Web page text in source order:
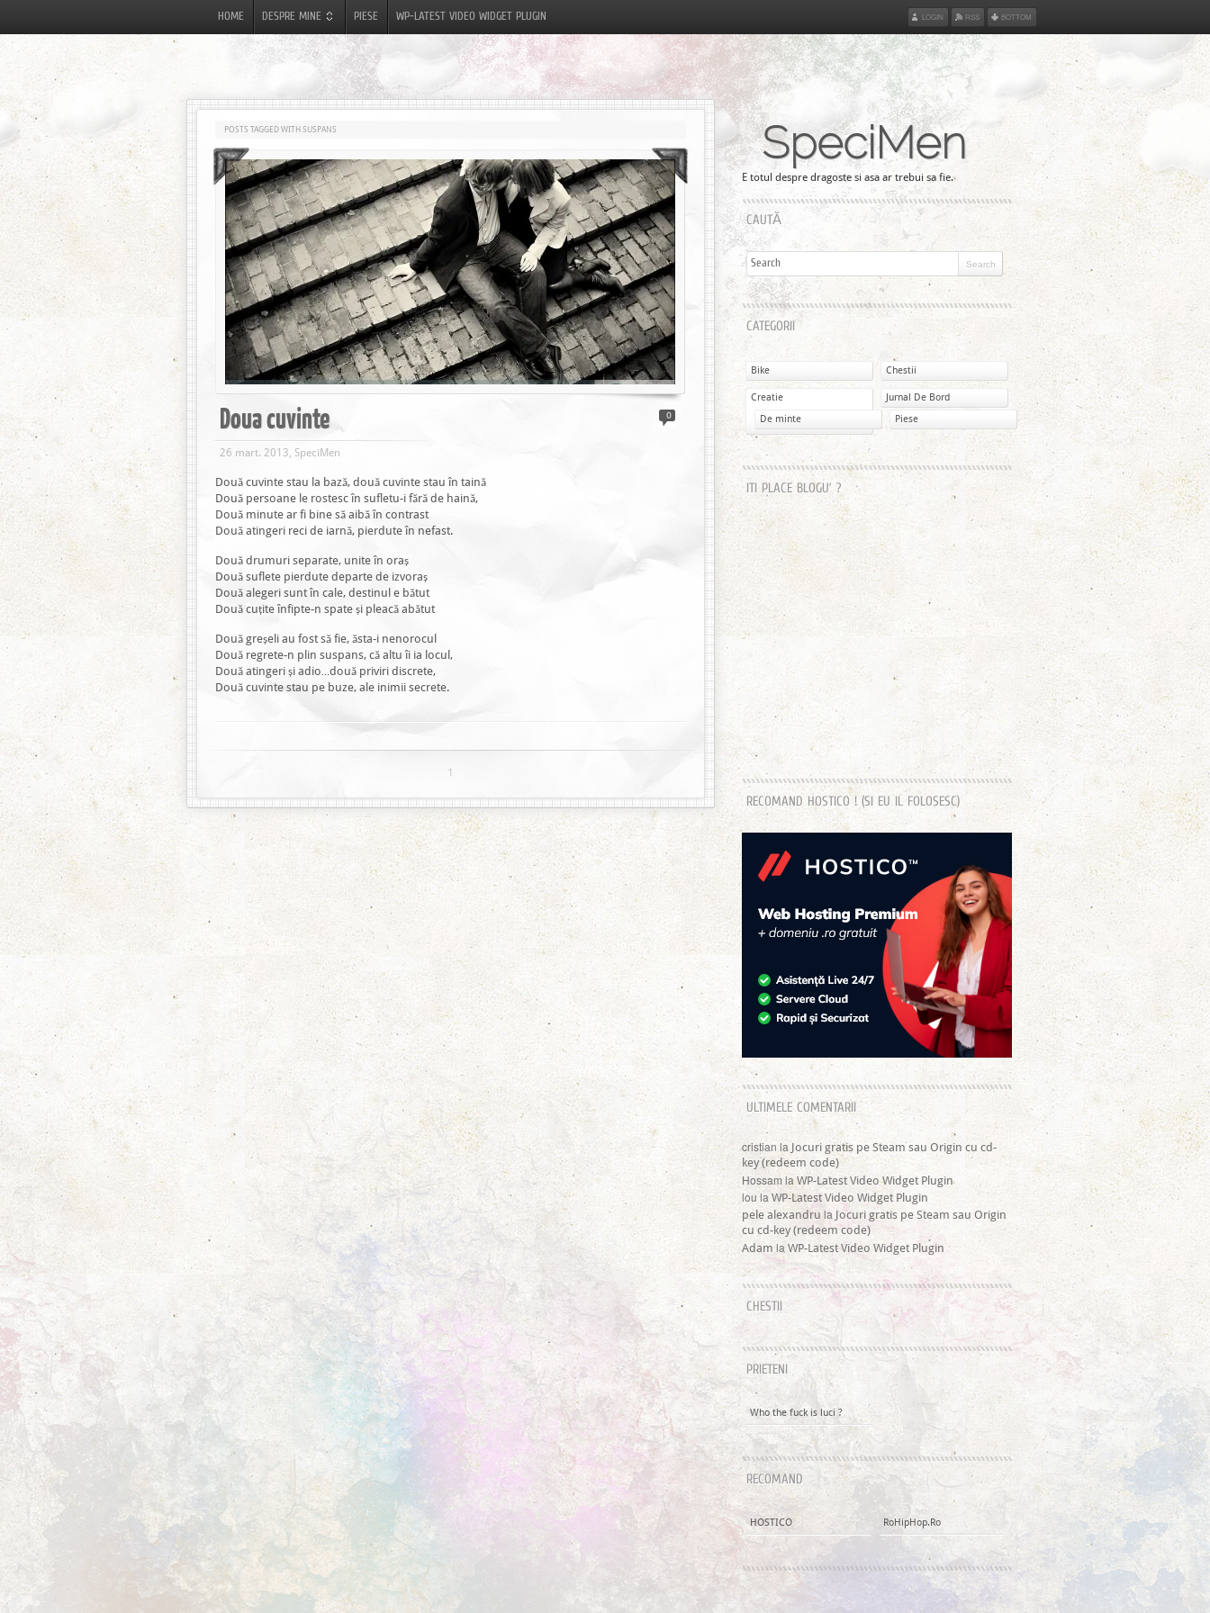
HOME DESPRE MINE PIESE WP-LATEST VIDEO WIDGET PLUGIN BOTTOM
RSS
LOGIN
POSTS TAGGED WITH SUSPANS
0
Doua cuvinte
26 mart. 2013, SpeciMen
Două cuvinte stau la bază, două cuvinte stau în taină
Două persoane le rostesc în sufletu-i fără de haină,
Două minute ar fi bine să aibă în contrast
Două atingeri reci de iarnă, pierdute în nefast.
Două drumuri separate, unite în oraș
Două suflete pierdute departe de izvoraș
Două alegeri sunt în cale, destinul e bătut
Două cuțite înfipte-n spate și pleacă abătut
Două greșeli au fost să fie, ăsta-i nenorocul
Două regrete-n plin suspans, că altu îi ia locul,
Două atingeri și adio…două priviri discrete,
Două cuvinte stau pe buze, ale inimii secrete.
1
SpeciMen
E totul despre dragoste si asa ar trebui sa fie.
CAUTĂ
CATEGORII
Bike Chestii
Creatie
De minte
Piese
Jurnal De Bord
ITI PLACE BLOGU’ ?
RECOMAND HOSTICO ! (SI EU IL FOLOSESC)
ULTIMELE COMENTARII
cristian la Jocuri gratis pe Steam sau Origin cu cd-
key (redeem code)
HossamlaWP-Latest Video Widget Plugin
lou la WP-Latest Video Widget Plugin
pele alexandru la Jocuri gratis pe Steam sau Origin
cu cd-key (redeem code)
Adam la WP-Latest Video Widget Plugin
CHESTII
PRIETENI
Who the fuck is luci ?
RECOMAND
HOSTICO RoHipHop.Ro